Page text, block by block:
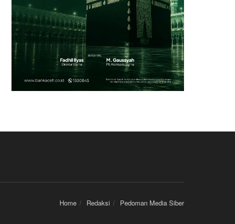
Home Redaksi Pedoman Media Siber